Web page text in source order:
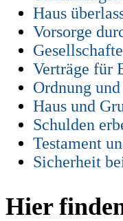
Haus
Vorsorge
Verträge für
Ordnung
Haus und
Schulden
Testament
Sicherheit
Hier